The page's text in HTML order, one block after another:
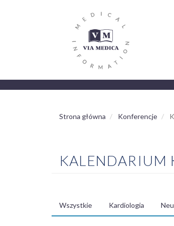
NAWIGACJA
Strona główna Konferencje
KALENDARIUM
MENU
Wszystkie Kardiologia